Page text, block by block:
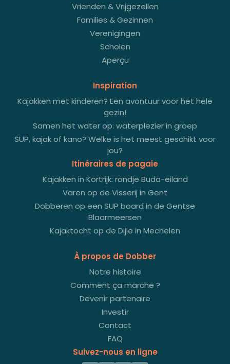
Vrienden & Vrijgezellen
Families & Gezinnen
Verenigingen
Scholen
Aperçu
Inspiration
Kajakken met kinderen? Een avontuur voor het hele
gezin!
Samen het water op: waterplezier in groep
SUP, kajak of kano? Welke is het meest geschikt voor
jou?
Itinéraires de pagaie
Kajakken in Kortrijk: rondje Buda-eiland
Varen op de Visserij in Gent
Dobberen op een SUP board in de Gentse
Blaarmeersen
Kajaktocht op de Dijle in Mechelen
À propos de Dobber
Notre histoire
Comment ça marche ?
Devenir partenaire
Investir
Contact
FAQ
Suivez-nous en ligne